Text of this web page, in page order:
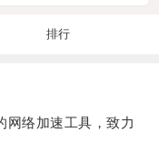
排行
络加速工具，致力